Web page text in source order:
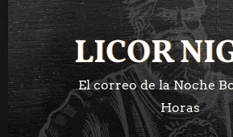
LICOR
LICOR
El correo de la Noche
Horas